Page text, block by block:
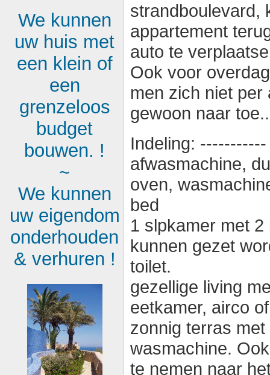
strandboulevard,
appartement
auto te
Ook voor
men zich niet
gewoon naar toe..
Indeling:
afwasmachine,
oven,
bed
1 slpkamer met
kunnen gezet
toilet.
gezellige living
eetkamer, airco
zonnig terras
wasmachine.
te nemen naar
We kunnen
uw huis met
een klein of
een
grenzeloos
budget
bouwen. !
~
We kunnen
uw eigendom
onderhouden
& verhuren !